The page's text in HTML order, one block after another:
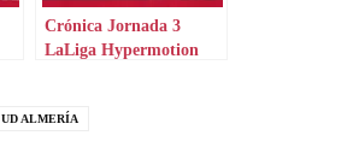
Crónica Jornada 3
LaLiga Hypermotion
UD ALMERÍA